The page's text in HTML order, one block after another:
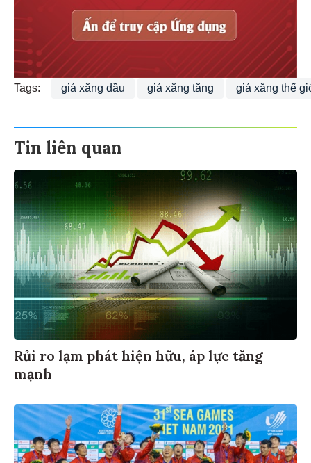
Tags: giá xăng dầu giá xăng tăng giá xăng thế
Tin liên quan
Rủi ro lạm phát hiện hữu, áp lực tăng
mạnh